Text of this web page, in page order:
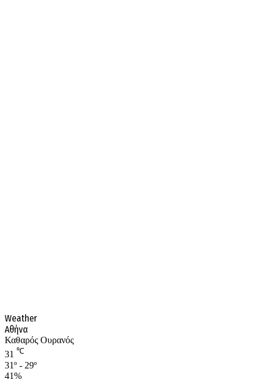
Weather
Αθήνα
Καθαρός Ουρανός
31 ℃
31º - 29º
41%